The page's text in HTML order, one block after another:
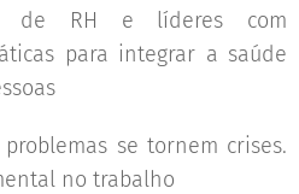
de RH e líderes com
para integrar a saúde
🤝🌱
se tornem crises.
no trabalho 💙🧠